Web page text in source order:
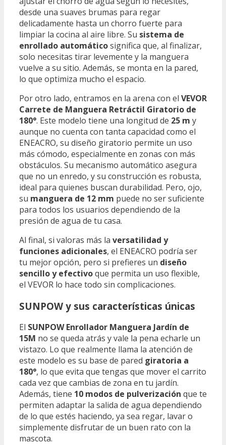
desde una suaves brumas para regar
delicadamente hasta un chorro fuerte para
limpiar la cocina al aire libre. Su sistema de
enrollado automáticosignifica que, al finalizar,
solo necesitas tirar levemente y la manguera
vuelve a su sitio. Además, se monta en la pared,
lo que optimiza mucho el espacio.
Por otro lado, entramos en la arena con el VEVOR
Carrete de Manguera Retráctil Giratorio de
180°. Este modelo tiene una longitud de 25 m y
aunque no cuenta con tanta capacidad como el
ENEACRO, su diseño giratorio permite un uso
más cómodo, especialmente en zonas con más
obstáculos. Su mecanismo automático asegura
que no un enredo, y su construcción es robusta,
ideal para quienes buscan durabilidad. Pero, ojo,
su manguera de 12 mm puede no ser suficiente
para todos los usuarios dependiendo de la
presión de agua de tu casa.
Al final, si valoras más la versatilidad y
funciones adicionales, el ENEACRO podría ser
tu mejor opción, pero si prefieres un diseño
sencillo y efectivoque permita un uso flexible,
el VEVOR lo hace todo sin complicaciones.
SUNPOW y sus características únicas
El SUNPOW Enrollador Manguera Jardín de
15M no se queda atrás y vale la pena echarle un
vistazo. Lo que realmente llama la atención de
este modelo es su base de pared giratoria a
180°, lo que evita que tengas que mover el carrito
cada vez que cambias de zona en tu jardín.
Además, tiene 10 modos de pulverización que te
permiten adaptar la salida de agua dependiendo
de lo que estés haciendo, ya sea regar, lavar o
simplemente disfrutar de un buen rato con la
mascota.